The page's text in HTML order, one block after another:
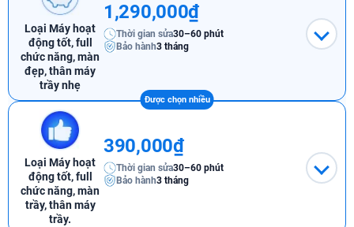
Loại Máy hoạt
động tốt, full
chức năng, màn
đẹp, thân máy
trầy nhẹ
1,290,000₫
Thời gian sửa30–60 phút
Bảo hành3 tháng
Loại Máy hoạt
động tốt, full
chức năng, màn
trầy, thân máy
trầy.
390,000₫
Thời gian sửa30–60 phút
Bảo hành3 tháng